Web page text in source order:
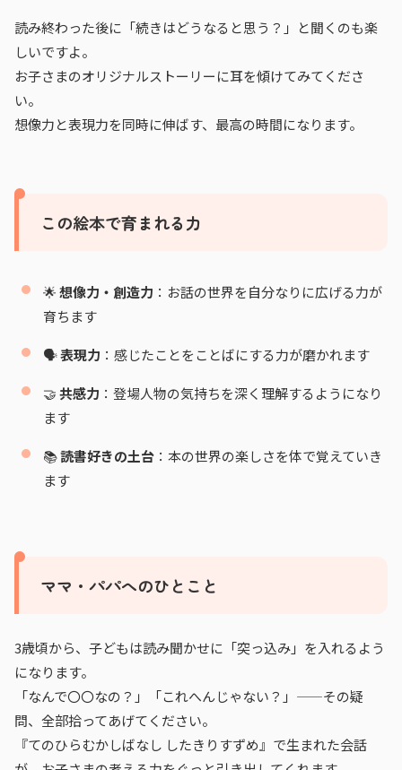
読み終わった後に「続きはどうなると思う？」と聞くのも楽
しいですよ。
お子さまのオリジナルストーリーに耳を傾けてみてくださ
い。
想像力と表現力を同時に伸ばす、最高の時間になります。
この絵本で育まれる力
🌟想像力・創造力 ：お話の世界を自分なりに広げる力が
育ちます
🗣️表現力 ：感じたことをことばにする力が磨かれます
🤝共感力 ：登場人物の気持ちを深く理解するようになり
ます
📚読書好きの土台 ：本の世界の楽しさを体で覚えていき
ます
ママ・パパへのひとこと
3歳頃から、子どもは読み聞かせに「突っ込み」を入れるよう
になります。
「なんで〇〇なの？」「これへんじゃない？」——その疑
問、全部拾ってあげてください。
『てのひらむかしばなし したきりすずめ』で生まれた会話